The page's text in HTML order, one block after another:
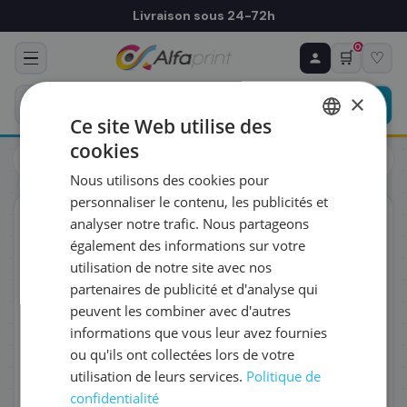
Livraison sous 24-72h
🛒
0
♡
Cartouches
HP
ORIGINAL
♻ COMMANDE RÉCURRENTE
Prévoyez & économisez
Programmez votre prochain achat — notre équipe
vous prépare un devis personnalisé
RÉFÉRENCE DU PRODUIT
FRÉQUENCE
QUANTITÉ PAR LIVRAISON
DATE DE PREMIÈRE LIVRAISON SOUHAITÉE
×
Ce site Web utilise des
cookies
Nous utilisons des cookies pour
personnaliser le contenu, les publicités et
analyser notre trafic. Nous partageons
également des informations sur votre
utilisation de notre site avec nos
partenaires de publicité et d'analyse qui
peuvent les combiner avec d'autres
informations que vous leur avez fournies
ou qu'ils ont collectées lors de votre
utilisation de leurs services. Politique de
confidentialité